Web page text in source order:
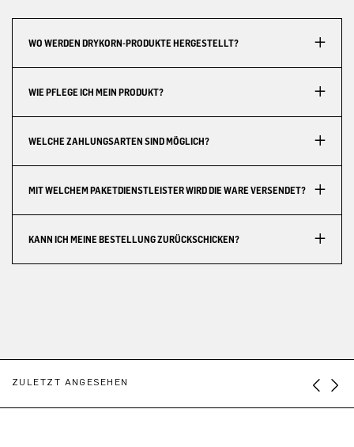
WO WERDEN DRYKORN-PRODUKTE HERGESTELLT?
WIE PFLEGE ICH MEIN PRODUKT?
WELCHE ZAHLUNGSARTEN SIND MÖGLICH?
MIT WELCHEM PAKETDIENSTLEISTER WIRD DIE WARE VERSENDET?
KANN ICH MEINE BESTELLUNG ZURÜCKSCHICKEN?
ZULETZT ANGESEHEN